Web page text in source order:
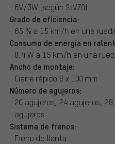
6V/3W (según StVZO)
Grado de eficiencia:
65 % a 15 km/h en una
Consumo de energía en
0,4 W a 15 km/h en una
Ancho de montaje:
Cierre rápido 9 x 100 mm
Número de agujeros:
20 agujeros, 24 agujeros,
agujeros
Sistema de frenos:
Freno de llanta